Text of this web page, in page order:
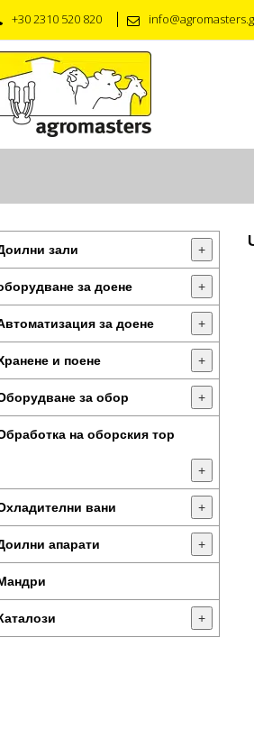
+30 2310 520 820
зали +
за доене +
за доене +
и поене +
за обор +
на оборския тор
+
вани +
апарати +
+